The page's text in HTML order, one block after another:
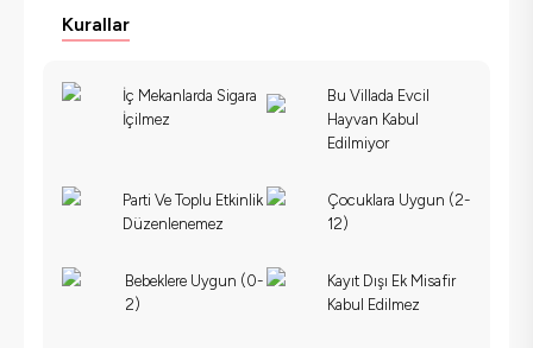
Kurallar
İç Mekanlarda Sigara
İçilmez
Bu Villada Evcil
Hayvan Kabul
Edilmiyor
Parti Ve Toplu Etkinlik
Düzenlenemez
Çocuklara Uygun (2-
12)
Bebeklere Uygun (0-
2)
Kayıt Dışı Ek Misafir
Kabul Edilmez